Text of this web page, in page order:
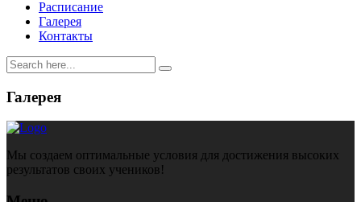
Расписание
Галерея
Контакты
Галерея
Мы создаем оптимальные условия для достижения высоких
результатов своих учеников!